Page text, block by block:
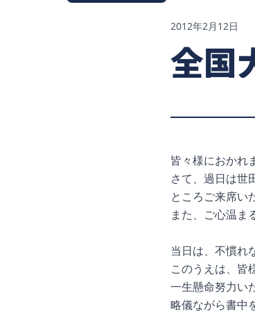
2012年2月12日
全国
皆々様におかれ
さて、過日は世
ところご来席い
また、ご心温ま
当日は、不慣れ
このうえは、皆
一生懸命努力い
略儀ながら書中